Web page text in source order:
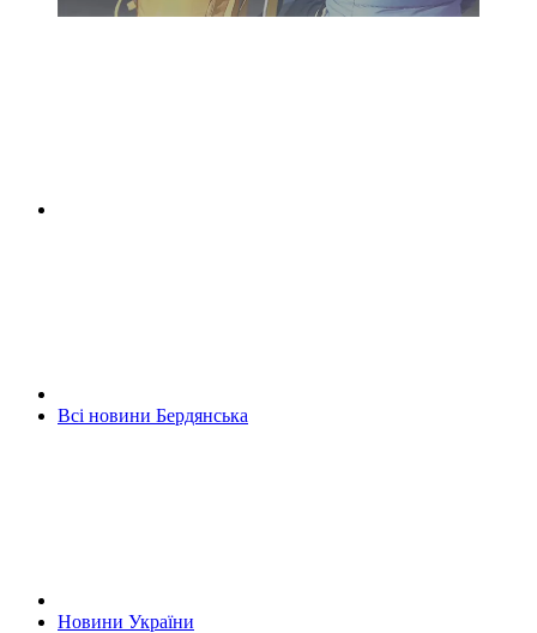
Всі новини Бердянська
Новини України